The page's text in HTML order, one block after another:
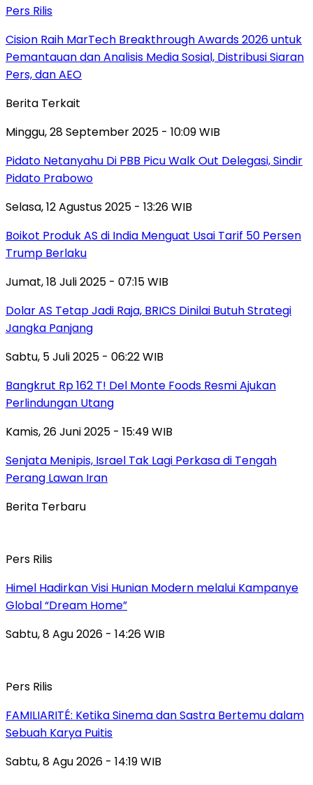
Pers Rilis
Cision Raih MarTech Breakthrough Awards 2026 untuk
Pemantauan dan Analisis Media Sosial, Distribusi Siaran
Pers, dan AEO
Berita Terkait
Minggu, 28 September 2025 - 10:09 WIB
Pidato Netanyahu Di PBB Picu Walk Out Delegasi, Sindir
Pidato Prabowo
Selasa, 12 Agustus 2025 - 13:26 WIB
Boikot Produk AS di India Menguat Usai Tarif 50 Persen
Trump Berlaku
Jumat, 18 Juli 2025 - 07:15 WIB
Dolar AS Tetap Jadi Raja, BRICS Dinilai Butuh Strategi
Jangka Panjang
Sabtu, 5 Juli 2025 - 06:22 WIB
Bangkrut Rp 162 T! Del Monte Foods Resmi Ajukan
Perlindungan Utang
Kamis, 26 Juni 2025 - 15:49 WIB
Senjata Menipis, Israel Tak Lagi Perkasa di Tengah
Perang Lawan Iran
Berita Terbaru
Pers Rilis
Himel Hadirkan Visi Hunian Modern melalui Kampanye
Global “Dream Home”
Sabtu, 8 Agu 2026 - 14:26 WIB
Pers Rilis
FAMILIARITÉ: Ketika Sinema dan Sastra Bertemu dalam
Sebuah Karya Puitis
Sabtu, 8 Agu 2026 - 14:19 WIB